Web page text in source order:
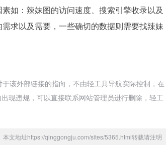
如：辣妹图的访问速度、搜索引擎收录以及
求以及需要，一些确切的数据则需要找辣妹
该外部链接的指向，不由轻工具导航实际控制，在
现违规，可以直接联系网站管理员进行删除，轻工
本文地址https://qinggongju.com/sites/5365.html转载请注明